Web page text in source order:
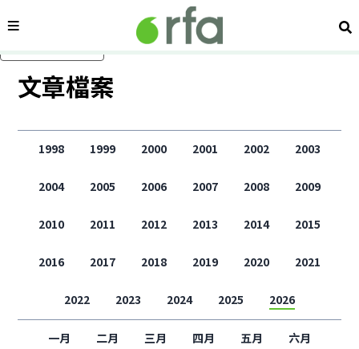
內容分類 搜
文章檔案
1998 1999 2000 2001 2002 2003
2004 2005 2006 2007 2008 2009
2010 2011 2012 2013 2014 2015
2016 2017 2018 2019 2020 2021
2022 2023 2024 2025 2026
一月 二月 三月 四月 五月 六月